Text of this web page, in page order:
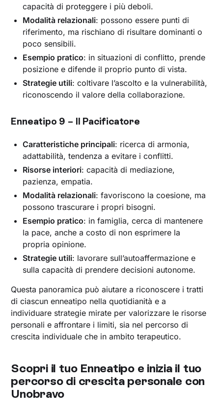
capacità di proteggere i più deboli.
Modalità relazionali: possono essere punti di
riferimento, ma rischiano di risultare dominanti o
poco sensibili.
Esempio pratico: in situazioni di conflitto, prende
posizione e difende il proprio punto di vista.
Strategie utili: coltivare l’ascolto e la vulnerabilità,
riconoscendo il valore della collaborazione.
Enneatipo 9 – Il Pacificatore
Caratteristiche principali: ricerca di armonia,
adattabilità, tendenza a evitare i conflitti.
Risorse interiori: capacità di mediazione,
pazienza, empatia.
Modalità relazionali: favoriscono la coesione, ma
possono trascurare i propri bisogni.
Esempio pratico: in famiglia, cerca di mantenere
la pace, anche a costo di non esprimere la
propria opinione.
Strategie utili: lavorare sull’autoaffermazione e
sulla capacità di prendere decisioni autonome.
Questa panoramica può aiutare a riconoscere i tratti
di ciascun enneatipo nella quotidianità e a
individuare strategie mirate per valorizzare le risorse
personali e affrontare i limiti, sia nel percorso di
crescita individuale che in ambito terapeutico.
Scopri il tuo Enneatipo e inizia il tuo
percorso di crescita personale con
Unobravo